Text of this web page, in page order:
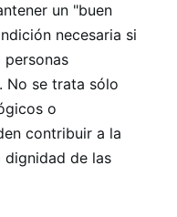
un "buen
necesaria si
personas
No se trata sólo
o
contribuir a la
dignidad de las